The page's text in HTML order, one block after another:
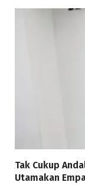
Tak Cukup
Utamakan